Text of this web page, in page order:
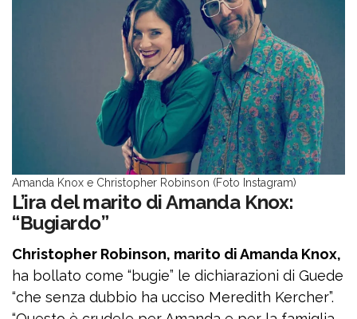
Amanda Knox e Christopher Robinson (Foto Instagram)
L’ira del marito di Amanda Knox:
“Bugiardo”
Christopher Robinson, marito di Amanda Knox,
ha bollato come “bugie” le dichiarazioni di Guede
“che senza dubbio ha ucciso Meredith Kercher”.